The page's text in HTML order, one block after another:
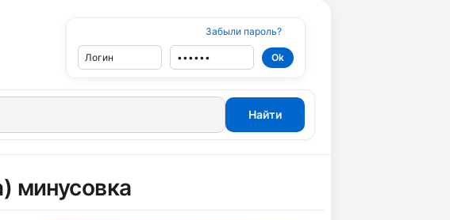
Забыли пароль?
минусовка